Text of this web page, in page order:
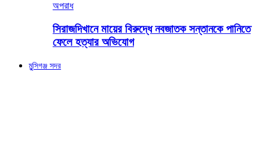
অপরাধ
সিরাজদিখানে মায়ের বিরুদ্ধে নবজাতক সন্তানকে পানিতে
ফেলে হত্যার অভিযোগ
মুন্সিগঞ্জ সদর